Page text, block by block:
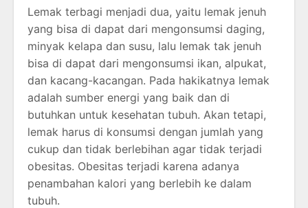
Lemak terbagi menjadi dua, yaitu lemak jenuh
yang bisa di dapat dari mengonsumsi daging,
minyak kelapa dan susu, lalu lemak tak jenuh
bisa di dapat dari mengonsumsi ikan, alpukat,
dan kacang-kacangan. Pada hakikatnya lemak
adalah sumber energi yang baik dan di
butuhkan untuk kesehatan tubuh. Akan tetapi,
lemak harus di konsumsi dengan jumlah yang
cukup dan tidak berlebihan agar tidak terjadi
obesitas. Obesitas terjadi karena adanya
penambahan kalori yang berlebih ke dalam
tubuh.